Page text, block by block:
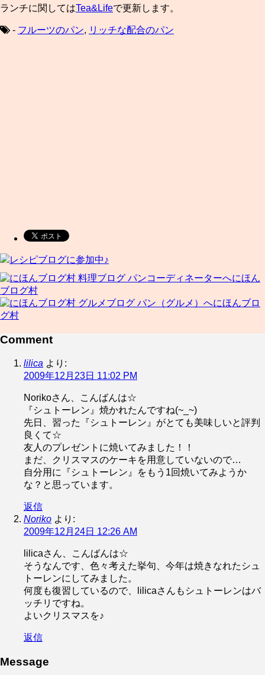
ランチに関してはTea&Lifeで更新します。
- フルーツのパン, リッチな配合のパン
レシピブログに参加中♪
にほん
ブログ村
にほんブロ
グ村
Comment
lilica より:
2009年12月23日 11:02 PM
Norikoさん、こんばんは☆
『シュトーレン』焼かれたんですね(~_~)
先日、習った『シュトーレン』がとても美味しいと評判
良くて☆
友人のプレゼントに焼いてみました！！
まだ、クリスマスのケーキを用意していないので…
自分用に『シュトーレン』をもう1回焼いてみようか
な？と思っています。
返信
Noriko より:
2009年12月24日 12:26 AM
lilicaさん、こんばんは☆
そうなんです、色々考えた挙句、今年は焼きなれたシュ
トーレンにしてみました。
何度も復習しているので、lilicaさんもシュトーレンはバ
ッチリですね。
よいクリスマスを♪
返信
Message